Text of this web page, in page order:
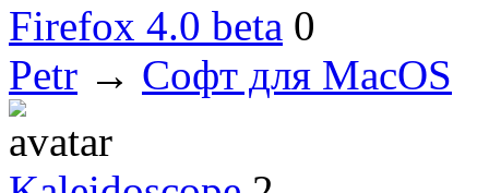
Firefox 4.0 beta 0
Petr → Софт для MacOS